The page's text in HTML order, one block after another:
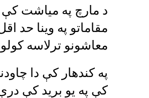
د مارچ په میاشت
مقاماتو په وینا حد
معاشونو ترلاسه
په کندهار کې دا
کې په یو برید کې